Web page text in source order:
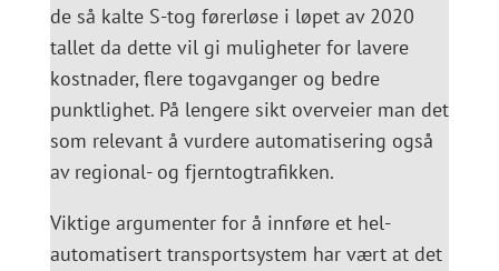
de så kalte S-tog førerløse i løpet av 2020
tallet da dette vil gi muligheter for lavere
kostnader, flere togavganger og bedre
punktlighet. På lengere sikt overveier man det
som relevant å vurdere automatisering også
av regional- og fjerntogtrafikken.
Viktige argumenter for å innføre et hel-
automatisert transportsystem har vært at det